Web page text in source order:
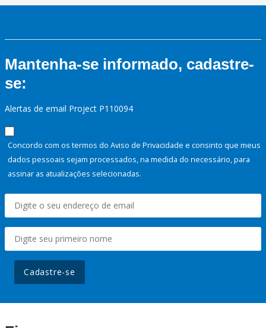
Mantenha-se informado, cadastre-
se:
Alertas de email Project P110094
Concordo com os termos do Aviso de Privacidade e consinto que meus
dados pessoais sejam processados, na medida do necessário, para
assinar as atualizações selecionadas.
Cadastre-se